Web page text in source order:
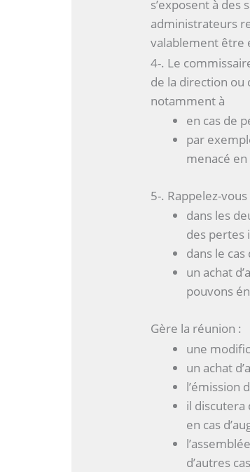
s’exposent à des
administrateurs
valablement être
4-. Le
de la direction ou
notamment à
en cas de
par
menacé
5-. Rappelez-
dans les
des pertes
dans le
un achat
pouvons
Gère la réunion :
une
un achat
l’émission
il
en cas
d’autres